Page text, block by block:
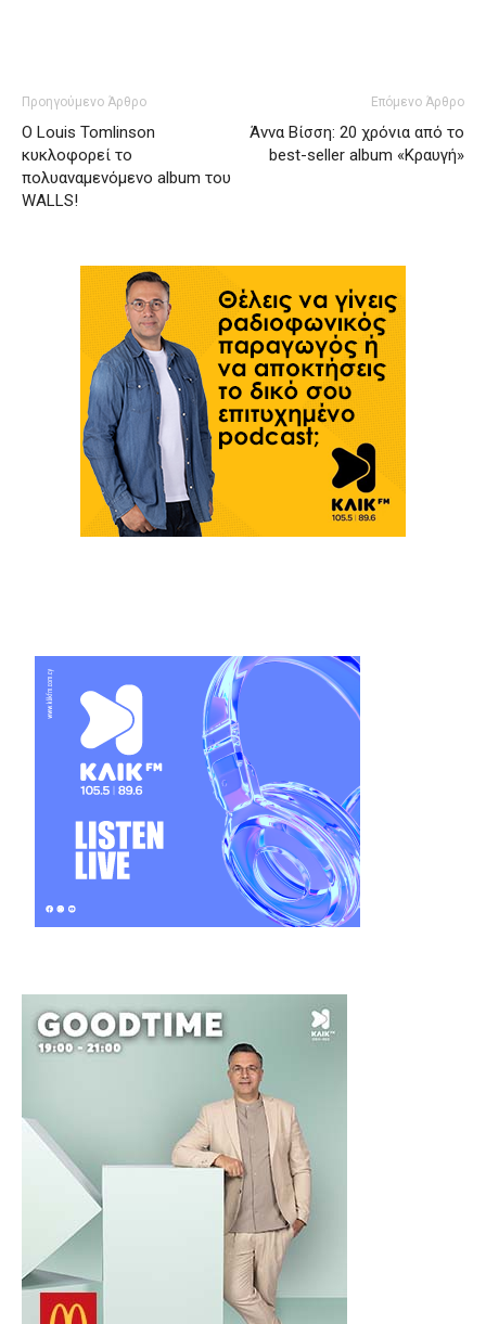
Προηγούμενο Άρθρο
O Louis Tomlinson
κυκλοφορεί το
πολυαναμενόμενο album του
WALLS!
Επόμενο Άρθρο
Άννα Βίσση: 20 χρόνια από το
best-seller album «Κραυγή»